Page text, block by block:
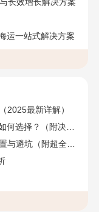
长效增长解决方案
运一站式解决方案
2025最新详解）
（附决策流程图）
坑（附超全指南）